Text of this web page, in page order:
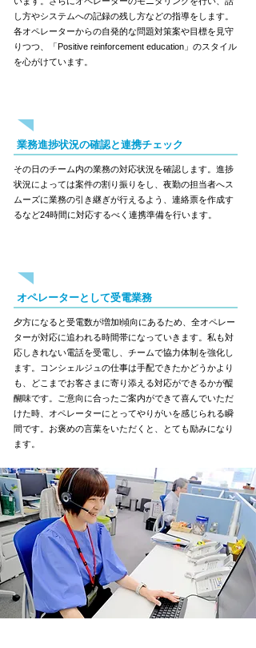
し方やシステムへの記録の残し方などの指導をします。
各オペレーターからの自発的な問題対策案や目標を見守
りつつ、「Positive reinforcement education」のスタイル
を心がけています。
業務進捗状況の確認と連携チェック
その日のチーム内の業務の対応状況を確認します。進捗
状況によっては案件の割り振りをし、夜勤の担当者へス
ムーズに業務の引き継ぎが行えるよう、連絡票を作成す
るなど24時間に対応するべく連携準備を行います。
オペレーターとして受電業務
夕方になると受電数が増加l傾向にあるため、全オペレー
ターが対応に追われる時間帯になっていきます。私も対
応しきれない電話を受電し、チームで協力体制を強化し
ます。コンシェルジュの仕事は手配できたかどうかより
も、どこまでお客さまに寄り添える対応ができるかが醍
醐味です。ご意向に合ったご案内ができて喜んでいただ
けた時、オペレーターにとってやりがいを感じられる瞬
間です。お褒めの言葉をいただくと、とても励みになり
ます。